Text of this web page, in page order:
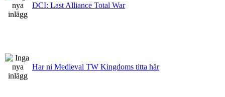
DCI: Last Alliance Total War
Har ni Medieval TW Kingdoms titta här